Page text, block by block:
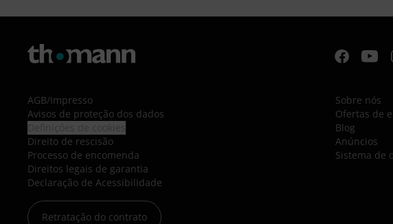
AGB/Impresso
Avisos de proteção dos dados
Direito de rescisão
Processo de encomenda
Direitos legais de garantia
Declaração de Acessibilidade
Retratação do contrato
Sobre nós
Ofertas de
Blog
Anúncios
Sistema de